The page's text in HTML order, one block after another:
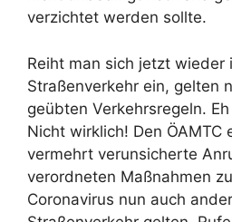
verzichtet werden sollte.
Reiht man sich jetzt wieder
Straßenverkehr ein, gelten
geübten Verkehrsregeln.
Nicht wirklich! Den ÖAMTC
vermehrt verunsicherte
verordneten Maßnahmen
Coronavirus nun auch